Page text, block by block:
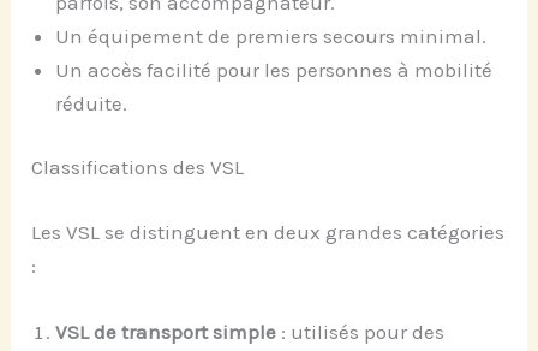
Un équipement de premiers secours minimal.
Un accès facilité pour les personnes à mobilité
réduite.
Classifications des VSL
Les VSL se distinguent en deux grandes catégories
:
VSL de transport simple : utilisés pour des